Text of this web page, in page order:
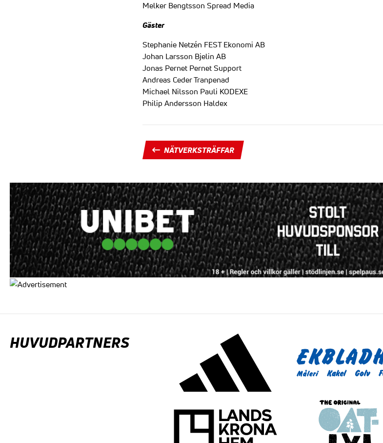
Melker Bengtsson Spread Media
Gäster
Stephanie Netzén FEST Ekonomi AB
Johan Larsson Bjelin AB
Jonas Pernet Pernet Support
Andreas Ceder Tranpenad
Michael Nilsson Pauli KODEXE
Philip Andersson Haldex
NÄTVERKSTRÄFFAR
HUVUDPARTNERS